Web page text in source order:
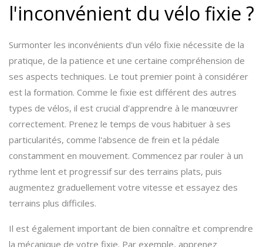
l'inconvénient du vélo fixie ?
Surmonter les inconvénients d'un vélo fixie nécessite de la
pratique, de la patience et une certaine compréhension de
ses aspects techniques. Le tout premier point à considérer
est la formation. Comme le fixie est différent des autres
types de vélos, il est crucial d'apprendre à le manœuvrer
correctement. Prenez le temps de vous habituer à ses
particularités, comme l'absence de frein et la pédale
constamment en mouvement. Commencez par rouler à un
rythme lent et progressif sur des terrains plats, puis
augmentez graduellement votre vitesse et essayez des
terrains plus difficiles.
Il est également important de bien connaître et comprendre
la mécanique de votre fixie. Par exemple, apprenez